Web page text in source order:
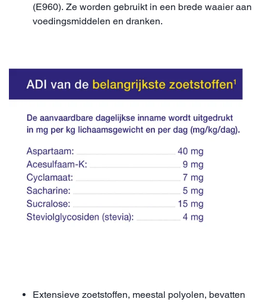
(E960). Ze worden gebruikt in een brede waaier aan
voedingsmiddelen en dranken.
Extensieve zoetstoffen, meestal polyolen, bevatten